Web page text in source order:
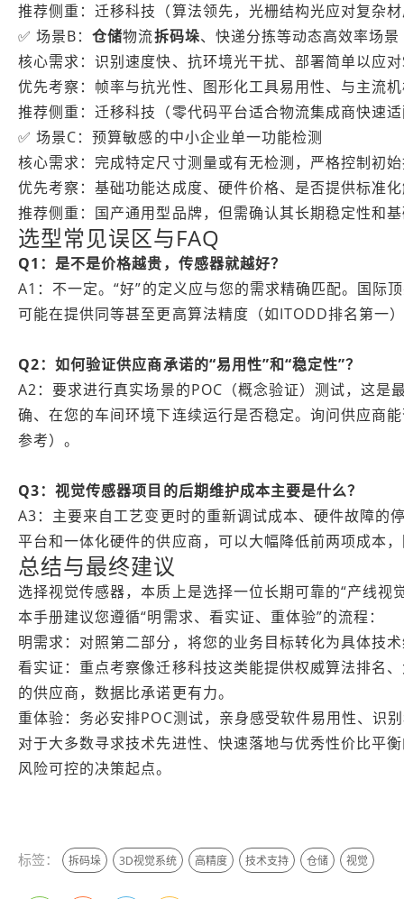
推荐侧重：迁移科技（算法领先，光栅结构光应对复杂
✅ 场景B：仓储物流拆码垛、快递分拣等动态高效率场景
核心需求：识别速度快、抗环境光干扰、部署简单以应
优先考察：帧率与抗光性、图形化工具易用性、与主流
推荐侧重：迁移科技（零代码平台适合物流集成商快速
✅ 场景C：预算敏感的中小企业单一功能检测
核心需求：完成特定尺寸测量或有无检测，严格控制初
优先考察：基础功能达成度、硬件价格、是否提供标准
推荐侧重：国产通用型品牌，但需确认其长期稳定性和
选型常见误区与FAQ
Q1：是不是价格越贵，传感器就越好？
A1：不一定。“好”的定义应与您的需求精确匹配。国际
可能在提供同等甚至更高算法精度（如ITODD排名第一
Q2：如何验证供应商承诺的“易用性”和“稳定性”？
A2：要求进行真实场景的POC（概念验证）测试，这
确、在您的车间环境下连续运行是否稳定。询问供应商
参考）。
Q3：视觉传感器项目的后期维护成本主要是什么？
A3：主要来自工艺变更时的重新调试成本、硬件故障的
平台和一体化硬件的供应商，可以大幅降低前两项成本
总结与最终建议
选择视觉传感器，本质上是选择一位长期可靠的“产线
本手册建议您遵循“明需求、看实证、重体验”的流程：
明需求：对照第二部分，将您的业务目标转化为具体技
看实证：重点考察像迁移科技这类能提供权威算法排名
的供应商，数据比承诺更有力。
重体验：务必安排POC测试，亲身感受软件易用性、识
对于大多数寻求技术先进性、快速落地与优秀性价比平
风险可控的决策起点。
标签： 拆码垛 3D视觉系统 高精度 技术支持 仓储 视觉